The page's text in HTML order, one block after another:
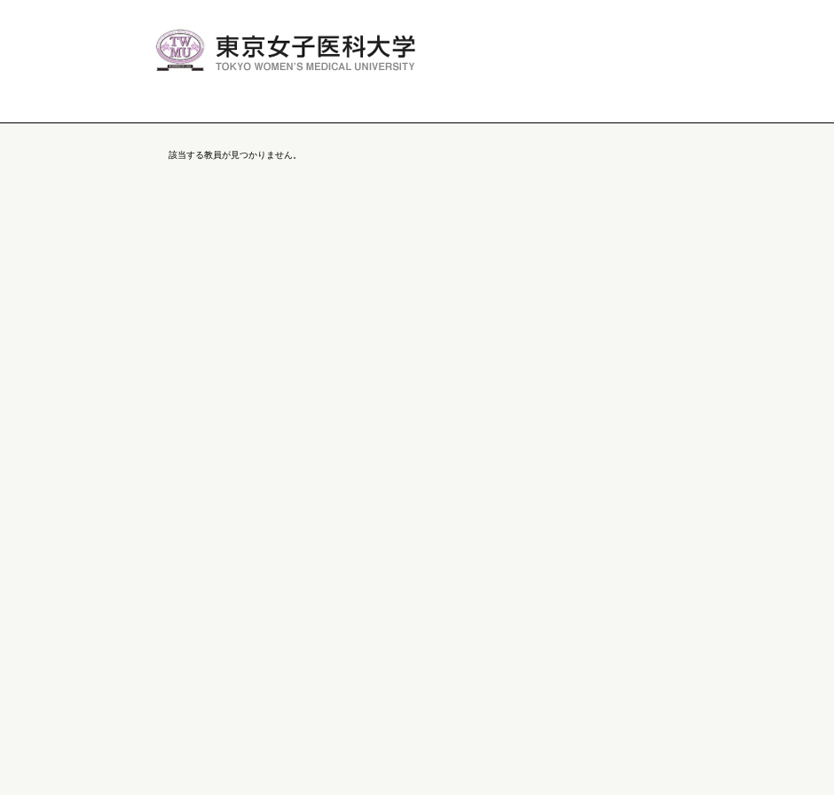
該当する教員が見つかりません。